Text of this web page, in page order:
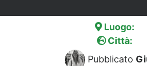
Luogo:
Città:
Pubblicato